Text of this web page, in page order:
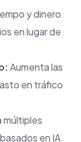
y dinero
en lugar de
Aumenta las
en tráfico
múltiples
en IA.